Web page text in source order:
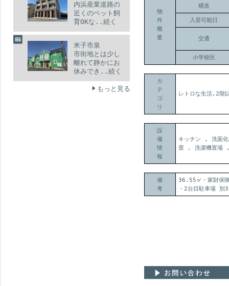
内浜産業道路の
近くのペット飼
育OKな..続く
米子市泉
市街地とは少し
離れて静かにお
休みでき..続く
もっと見る
物
件
概
要
構造
入居可能日
交通
小学校区
カ
テ
ゴ
リ
レトロな生活,2階
設
備
情
報
キッチン , 洗面
置 , 洗濯機置
備
考
36.55㎡・家財保
・2台目駐車場 別